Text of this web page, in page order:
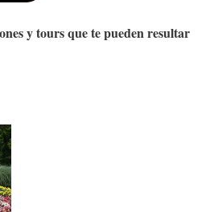
y tours que te pueden resultar